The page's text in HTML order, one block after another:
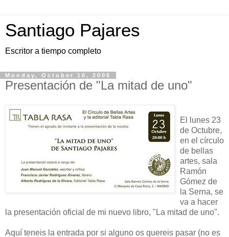
Santiago Pajares
Escritor a tiempo completo
Monday, October 16, 2006
Presentación de "La mitad de uno"
El lunes 23
de Octubre,
en el círculo
de bellas
artes, sala
Ramón
Gómez de
la Serna, se
va a hacer
la presentación oficial de mi nuevo libro, "La mitad de uno".
Aquí teneis la entrada por si alguno os quereis pasar (no es